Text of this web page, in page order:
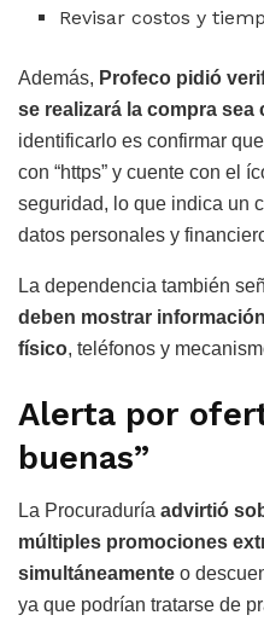
Revisar costos y
Además, Profeco pidió
se realizará la compra sea
identificarlo es confirmar
con “https” y cuente con el
seguridad, lo que indica un
datos personales y
La dependencia también
deben mostrar
físico, teléfonos y
Alerta por
buenas”
La Procuraduría advirtió
múltiples promociones
simultáneamente o
ya que podrían tratarse de